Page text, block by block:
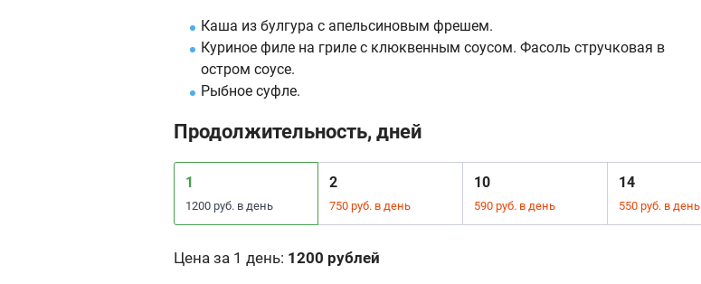
Каша из булгура с апельсиновым фрешем.
Куриное филе на гриле с клюквенным соусом. Фасоль стручковая в
остром соусе.
Рыбное суфле.
Продолжительность, дней
1
1200 руб. в день
2
750 руб. в день
10
590 руб. в день
14
550 руб. в день
Цена за 1 день: 1200 рублей